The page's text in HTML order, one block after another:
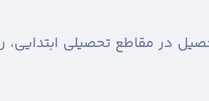
در مقاطع تحصیلی ابتدایی،